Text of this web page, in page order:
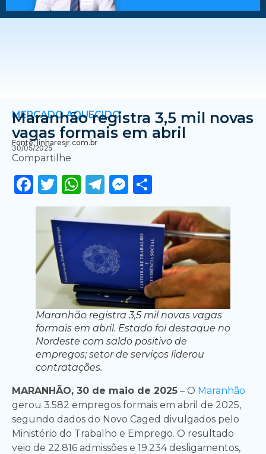
MERCADO AQUECIDO
Maranhão registra 3,5 mil novas
vagas formais em abril
Fonte: linharesjr.com.br
30/05/2025
Compartilhe
Facebook
Twitter
WhatsApp
Telegram
Messenger
Maranhão registra 3,5 mil novas vagas
formais em abril. Estado foi destaque no
Nordeste com saldo positivo de
empregos; setor de serviços liderou
contratações.
MARANHÃO, 30 de maio de 2025 – O Maranhão
gerou 3.582 empregos formais em abril de 2025,
segundo dados do Novo Caged divulgados pelo
Ministério do Trabalho e Emprego. O resultado
veio de 22.816 admissões e 19.234 desligamentos,